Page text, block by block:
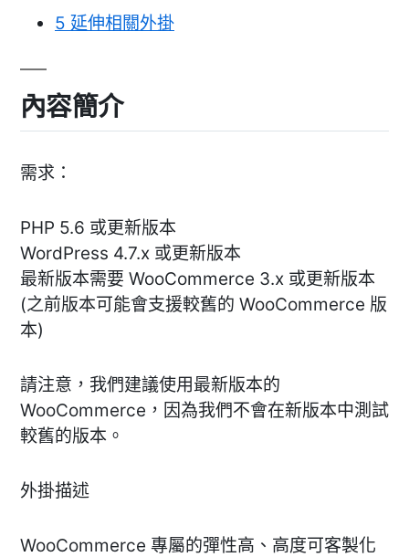
5 延伸相關外掛
內容簡介
需求：
PHP 5.6 或更新版本
WordPress 4.7.x 或更新版本
最新版本需要 WooCommerce 3.x 或更新版本
(之前版本可能會支援較舊的 WooCommerce 版
本)
請注意，我們建議使用最新版本的
WooCommerce，因為我們不會在新版本中測試
較舊的版本。
外掛描述
WooCommerce 專屬的彈性高、高度可客製化